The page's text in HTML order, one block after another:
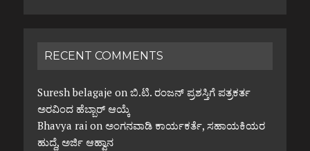
RECENT COMMENTS
Suresh belagaje on ಬಿ.ಟಿ. ರಂಜನ್ ಪ್ರಶಸ್ತಿಗೆ ಪತ್ರಕರ್ತ
ಅರವಿಂದ ಹೆಬ್ಬಾರ್ ಆಯ್ಕೆ
Bhavya raion ಅಂಗನವಾಡಿ ಕಾರ್ಯಕರ್ತೆ, ಸಹಾಯಕಿಯರ
ಹುದ್ದೆ, ಅರ್ಜಿ ಆಹ್ವಾನ